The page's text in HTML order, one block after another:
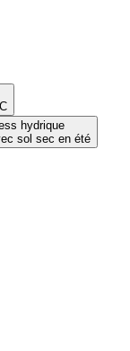
hydrique
sol sec en été